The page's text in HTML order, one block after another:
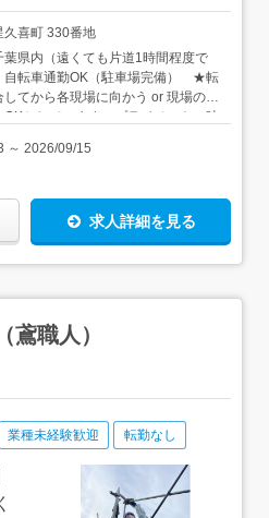
かりとサポートします。現場で
ますし、当社の社員が職長（現場
をまとめています。また、現場は
衣室、清潔な休憩所などが完備され
管理が徹底されているため、安心
。＜ゆくゆくは＞職人として活躍
、職長と呼ばれる現場をまとめる
もしれませんが、実は気配りや作
異業種でスタッフの管理をしてい
タリだった！」と感じる方も多い
わせて、年齢を重ねても無理なく
い。★仮に夜勤が発生した場合は、
夜勤の頻度は、2ヶ月に1週間程度
もあります）。★入社1年目・未経
含めると月収30万円前後になってい
（AT限定もOK）をお持ちの方
算されます！＜年収例＞・年収360
験から始めた場合の最低ラインで
は優遇しますし、未経験の方も入
どん上がっていきます。また、経
の貢献度を正当に評価します。
久喜町 330番地
県内（遠くても片道1時間程度で
転車通勤OK（駐車場完備） ★転
から各現場に向かう or 現場の場
としています。プライベートの時
～ 2026/09/15
求人詳細を見る
鳶職人）
業種未経験歓迎 転勤なし